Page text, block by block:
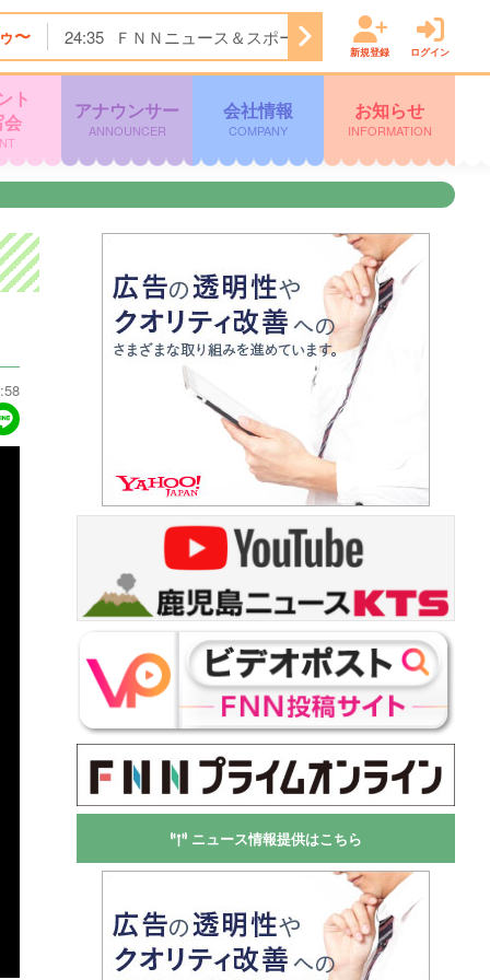
〜 24:35 ＦＮＮニュース＆スポーツ 24:45 Ｋａｇｏ
新規登録 ログイン
ト
アナウンサー
ANNOUNCER
会社情報
COMPANY
お知らせ
INFORMATION
ニュース情報提供はこちら